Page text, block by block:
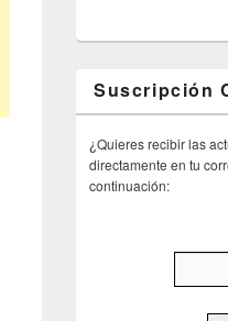
Suscripción
¿Quieres recibir las
directamente en tu
continuación: